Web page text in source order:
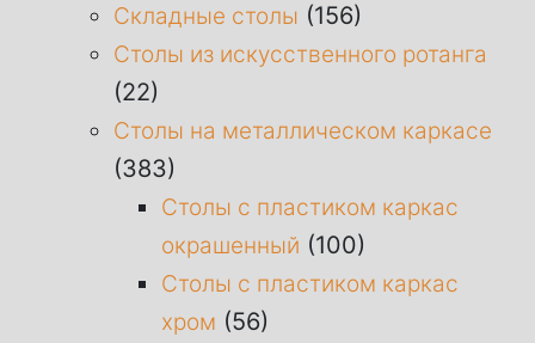
Складные столы (156)
Столы из искусственного ротанга
(22)
Столы на металлическом каркасе
(383)
Столы с пластиком каркас
окрашенный (100)
Столы с пластиком каркас
хром (56)